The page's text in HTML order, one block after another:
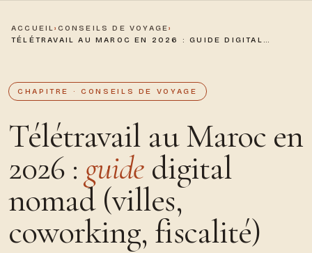
ACCUEIL› CONSEILS DE VOYAGE›
TÉLÉTRAVAIL AU MAROC EN 2026 : GUIDE DIGITAL…
CHAPITRE · CONSEILS DE VOYAGE
Télétravail au Maroc en
2026 : guidedigital
nomad (villes,
coworking, fiscalité)